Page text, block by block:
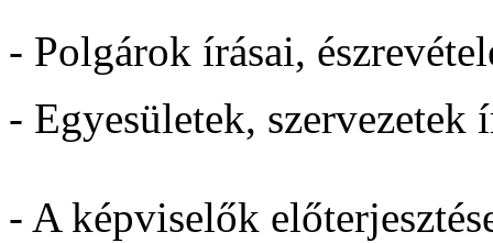
- Polgárok írásai,
- Egyesületek, szervezetek
- A képviselők